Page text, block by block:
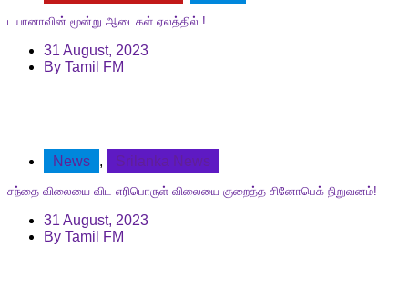
டயானாவின் மூன்று ஆடைகள் ஏலத்தில் !
31 August, 2023
By Tamil FM
News , Srilanka News
சந்தை விலையை விட எரிபொருள் விலையை குறைத்த சினோபெக் நிறுவனம்!
31 August, 2023
By Tamil FM